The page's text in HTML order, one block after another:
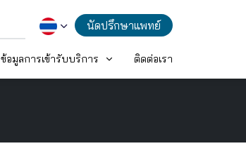
นัดปรึกษาแพทย์
ข้อมูลการเข้ารับบริการ ติดต่อเรา